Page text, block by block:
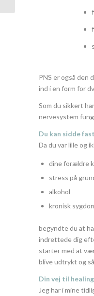
PNS er også den
ind i en form for
Som du sikkert
nervesystem
Du kan sidde
Da du var lille og
dine forældre
stress på
alkohol
kronisk
begyndte du at
indrettede dig
starter med at
blive udtrykt og
Din vej til healing
Jeg har i mine